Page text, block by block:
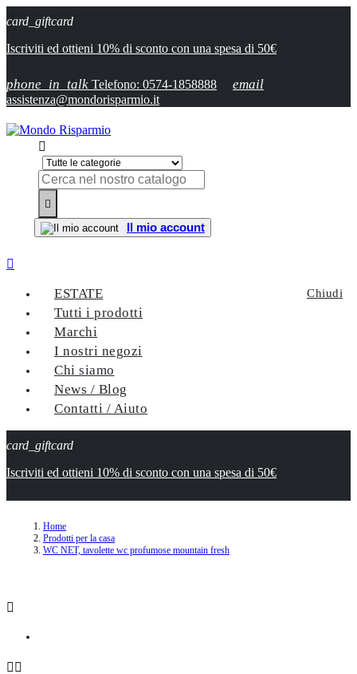
card_giftcard
Iscriviti ed ottieni 10% di sconto con una spesa di 50€
phone_in_talk Telefono: 0574-1858888 email
assistenza@mondorisparmio.it


Il mio account

Chiudi
ESTATE
Tutti i prodotti
Marchi
I nostri negozi
Chi siamo
News / Blog
Contatti / Aiuto
card_giftcard
Iscriviti ed ottieni 10% di sconto con una spesa di 50€
Home
Prodotti per la casa
WC NET, tavolette wc profumose mountain fresh

 